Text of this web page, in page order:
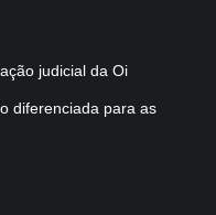
judicial da Oi
diferenciada para as